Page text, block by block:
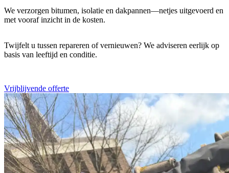
We verzorgen bitumen, isolatie en dakpannen—netjes uitgevoerd en
met vooraf inzicht in de kosten.
Twijfelt u tussen repareren of vernieuwen? We adviseren eerlijk op
basis van leeftijd en conditie.
Vrijblijvende offerte